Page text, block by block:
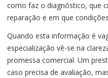
como faz o diagnóstico, que
reparação e em que
Quando esta informação é
especialização vê-se na
promessa comercial. Um
caso precisa de avaliação,